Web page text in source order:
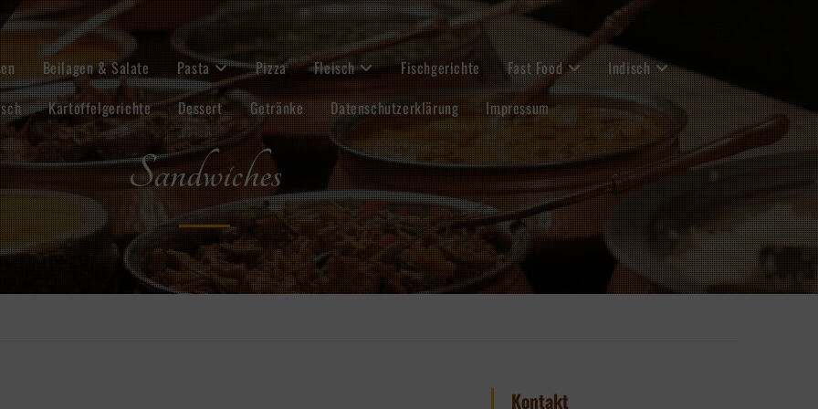
Beilagen & Salate Pasta Pizza Fleisch Fischgerichte Fast Food
Indisch
Kartoffelgerichte Dessert Getränke Datenschutzerklärung Impressum
Sandwiches
Kontakt